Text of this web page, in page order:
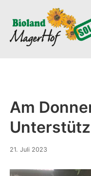
Inhalt
springen
Am
21. Juli 2023
2023